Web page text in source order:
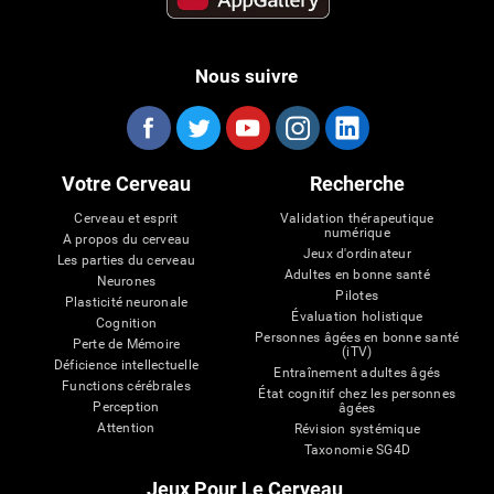
Nous suivre
Votre Cerveau
Cerveau et esprit
A propos du cerveau
Les parties du cerveau
Neurones
Plasticité neuronale
Cognition
Perte de Mémoire
Déficience intellectuelle
Functions cérébrales
Perception
Attention
Recherche
Validation thérapeutique
numérique
Jeux d'ordinateur
Adultes en bonne santé
Pilotes
Évaluation holistique
Personnes âgées en bonne santé
(iTV)
Entraînement adultes âgés
État cognitif chez les personnes
âgées
Révision systémique
Taxonomie SG4D